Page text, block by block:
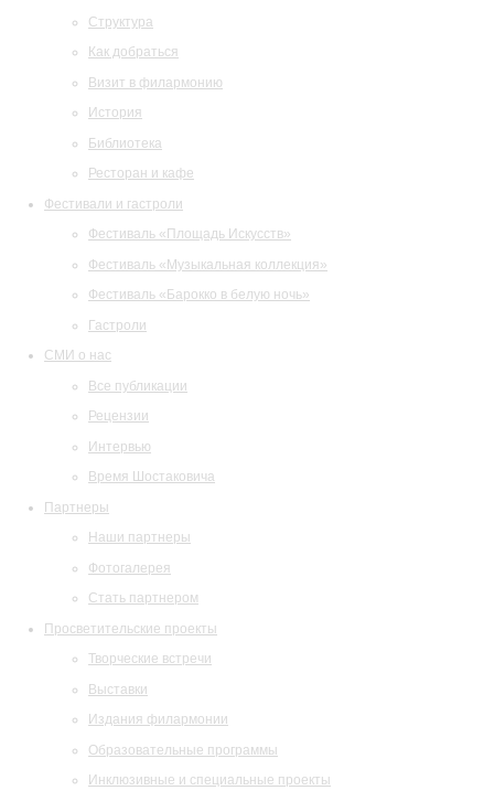
Структура
Как добраться
Визит в филармонию
История
Библиотека
Ресторан и кафе
Фестивали и гастроли
Фестиваль «Площадь Искусств»
Фестиваль «Музыкальная коллекция»
Фестиваль «Барокко в белую ночь»
Гастроли
СМИ о нас
Все публикации
Рецензии
Интервью
Время Шостаковича
Партнеры
Наши партнеры
Фотогалерея
Стать партнером
Просветительские проекты
Творческие встречи
Выставки
Издания филармонии
Образовательные программы
Инклюзивные и специальные проекты